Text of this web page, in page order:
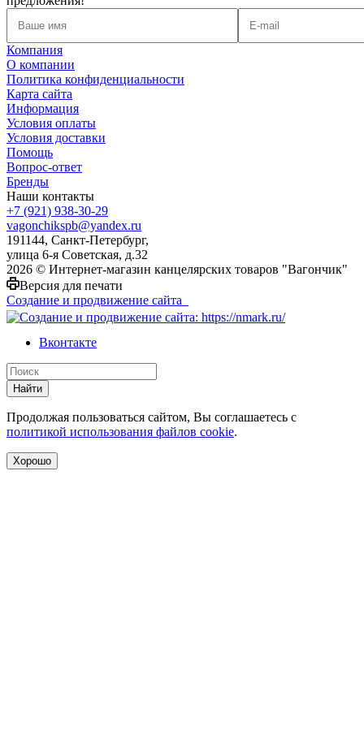
Компания
О компании
Политика конфиденциальности
Карта сайта
Информация
Условия оплаты
Условия доставки
Помощь
Вопрос-ответ
Бренды
Наши контакты
+7 (921) 938-30-29
vagonchikspb@yandex.ru
191144, Санкт-Петербург,
улица 6-я Советская, д.32
2026 © Интернет-магазин канцелярских товаров "Вагончик"
Версия для печати
Создание и продвижение сайта
Вконтакте
Найти
Продолжая пользоваться сайтом, Вы соглашаетесь с
политикой использования файлов cookie.
Хорошо